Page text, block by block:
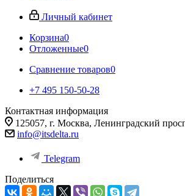
Личный кабинет
Корзина0
Отложенные0
Сравнение товаров0
+7 495 150-50-28
Контактная информация
125057, г. Москва, Ленинградский
info@itsdelta.ru
Telegram
Поделиться